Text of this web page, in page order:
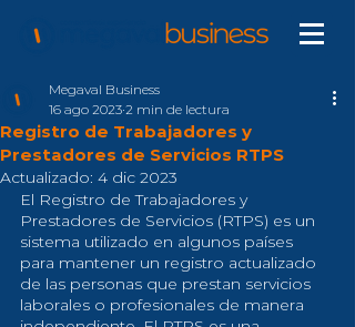
Registro de Trabajadores y
Prestadores de Servicios RTPS
Megaval Business
16 ago 2023 2 min de lectura
Actualizado: 4 dic 2023
El Registro de Trabajadores y
Prestadores de Servicios (RTPS) es un
sistema utilizado en algunos países
para mantener un registro actualizado
de las personas que prestan servicios
laborales o profesionales de manera